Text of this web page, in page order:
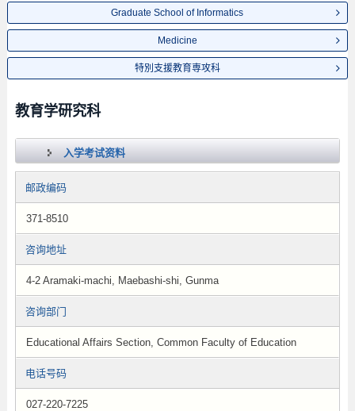
Graduate School of Informatics
Medicine
特別支援教育専攻科
教育学研究科
入学考试资料
邮政编码
371-8510
咨询地址
4-2 Aramaki-machi, Maebashi-shi, Gunma
咨询部门
Educational Affairs Section, Common Faculty of Education
电话号码
027-220-7225